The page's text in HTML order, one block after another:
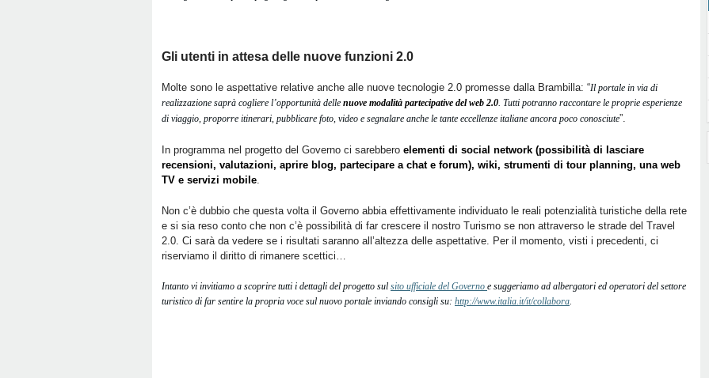
Gli utenti in attesa delle nuove funzioni 2.0
Molte sono le aspettative relative anche alle nuove tecnologie 2.0 promesse dalla Brambilla: “Il portale in via di
realizzazione saprà cogliere l’opportunità delle nuove modalità partecipative del web 2.0. Tutti potranno raccontare le proprie esperienze
di viaggio, proporre itinerari, pubblicare foto, video e segnalare anche le tante eccellenze italiane ancora poco conosciute”.
In programma nel progetto del Governo ci sarebbero elementi di social network (possibilità di lasciare
recensioni, valutazioni, aprire blog, partecipare a chat e forum), wiki, strumenti di tour planning, una web
TV e servizi mobile.
Non c’è dubbio che questa volta il Governo abbia effettivamente individuato le reali potenzialità turistiche della rete
e si sia reso conto che non c’è possibilità di far crescere il nostro Turismo se non attraverso le strade del Travel
2.0. Ci sarà da vedere se i risultati saranno all’altezza delle aspettative. Per il momento, visti i precedenti, ci
riserviamo il diritto di rimanere scettici…
Intanto vi invitiamo a scoprire tutti i dettagli del progetto sul sito ufficiale del Governo e suggeriamo ad albergatori ed operatori del settore
turistico di far sentire la propria voce sul nuovo portale inviando consigli su: http://www.italia.it/it/collabora.